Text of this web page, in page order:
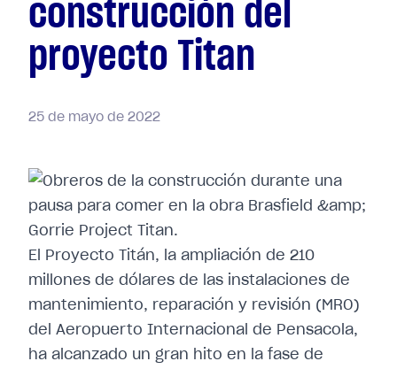
construcción del
proyecto Titan
25 de mayo de 2022
El Proyecto Titán, la ampliación de 210
millones de dólares de las instalaciones de
mantenimiento, reparación y revisión (MRO)
del Aeropuerto Internacional de Pensacola,
ha alcanzado un gran hito en la fase de